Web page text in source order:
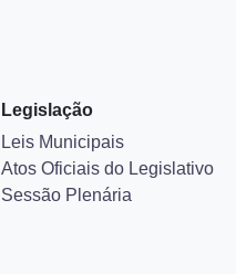
Legislação
Leis Municipais
Atos Oficiais do Legislativo
Sessão Plenária